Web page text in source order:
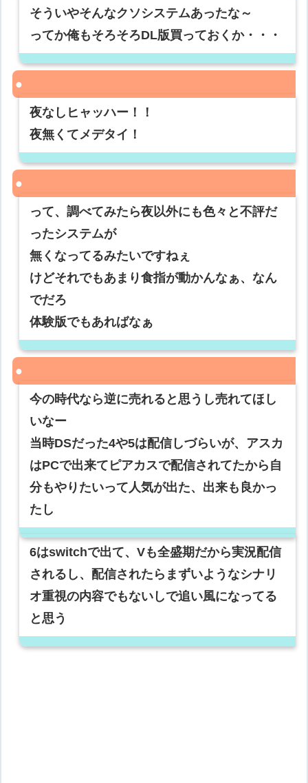
そういやそんなクソシステムあったな～
ってか俺もそろそろDL版買っておくか・・・
夜なしヒャッハー！！
夜無くてメデタイ！
って、調べてみたら夜以外にも色々と不評だ
ったシステムが
無くなってるみたいですねぇ
けどそれでもあまり食指が動かんなぁ、なん
でだろ
体験版でもあればなぁ
今の時代なら逆に売れると思うし売れてほし
いなー
当時DSだった4や5は配信しづらいが、アスカ
はPCで出来てピアカスで配信されてたから自
分もやりたいって人気が出た、出来も良かっ
たし
6はswitchで出て、Vも全盛期だから実況配信
されるし、配信されたらまずいようなシナリ
オ重視の内容でもないしで追い風になってる
と思う